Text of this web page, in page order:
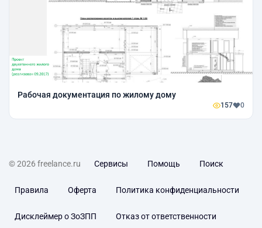
Рабочая документация по жилому дому
157 0
© 2026 freelance.ru Сервисы Помощь Поиск
Правила Оферта Политика конфиденциальности
Дисклеймер о ЗоЗПП Отказ от ответственности